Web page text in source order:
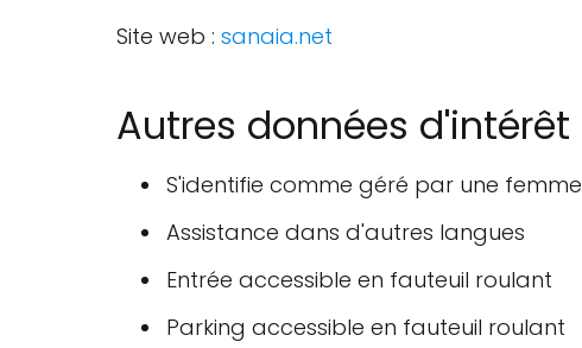
Site web : sanaia.net
Autres données d'intérêt
S'identifie comme géré par une femme
Assistance dans d'autres langues
Entrée accessible en fauteuil roulant
Parking accessible en fauteuil roulant